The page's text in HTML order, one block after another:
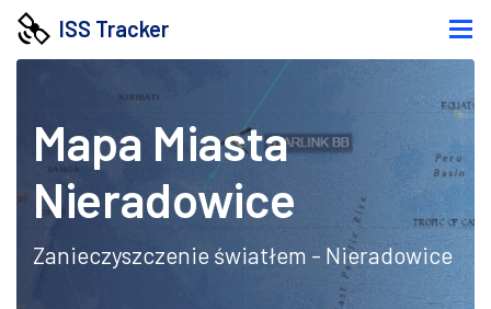
ISS Tracker
Mapa Miasta
Nieradowice
Zanieczyszczenie światłem - Nieradowice